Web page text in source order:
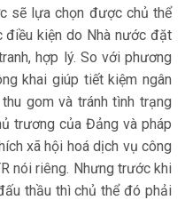
sẽ lựa chọn được chủ thể
kiện do Nhà nước đặt
hợp lý. So với phương
khai giúp tiết kiệm ngân
gom và tránh tình trạng
trương của Đảng và pháp
xã hội hoá dịch vụ công
nói riêng. Nhưng trước khi
thầu thì chủ thể đó phải